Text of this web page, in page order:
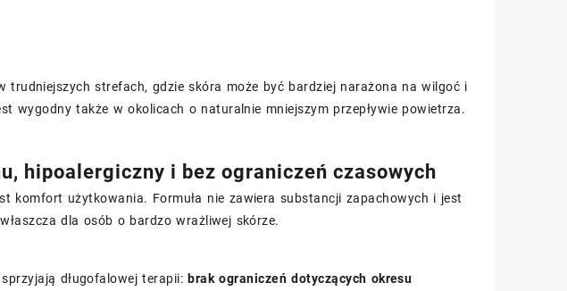
trudniejszych strefach, gdzie skóra może być bardziej narażona na wilgoć i
wygodny także w okolicach o naturalnie mniejszym przepływie powietrza.
hipoalergiczny i bez ograniczeń czasowych
komfort użytkowania. Formuła nie zawiera substancji zapachowych i jest
dla osób o bardzo wrażliwej skórze.
długofalowej terapii:brak ograniczeń dotyczących okresu